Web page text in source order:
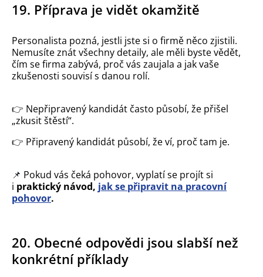
19. Příprava je vidět okamžitě
Personalista pozná, jestli jste si o firmě něco zjistili.
Nemusíte znát všechny detaily, ale měli byste vědět,
čím se firma zabývá, proč vás zaujala a jak vaše
zkušenosti souvisí s danou rolí.
👉 Nepřipravený kandidát často působí, že přišel
„zkusit štěstí“.
👉 Připravený kandidát působí, že ví, proč tam je.
📌 Pokud vás čeká pohovor, vyplatí se projít si
i praktický návod, jak se připravit na pracovní
pohovor.
20. Obecné odpovědi jsou slabší než
konkrétní příklady